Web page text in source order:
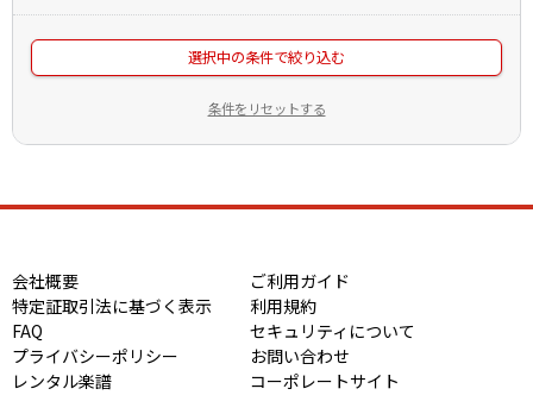
選択中の条件で絞り込む
条件をリセットする
会社概要
ご利用ガイド
特定証取引法に基づく表示
利用規約
FAQ
セキュリティについて
プライバシーポリシー
お問い合わせ
レンタル楽譜
コーポレートサイト